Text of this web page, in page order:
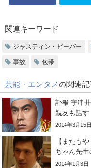
関連キーワード
ジャスティン・ビーバー
事故 包帯
芸能・エンタメの関連記
訃報 宇津
親友も話す
2014年3月15日
【またも
ちゃん先生
2014年1月3日